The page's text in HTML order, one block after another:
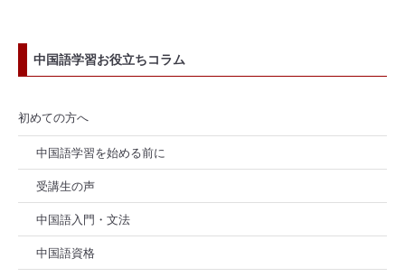
中国語学習お役立ちコラム
初めての方へ
中国語学習を始める前に
受講生の声
中国語入門・文法
中国語資格